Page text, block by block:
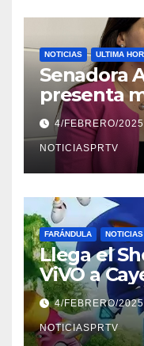
NOTICIAS ULTIMA
Senadora
presenta
violencia
4/FEBRERO/2025
NOTICIASPRTV
FARÁNDULA NOTICIAS
Llega el
ViVO a
Relojes
compre
4/FEBRERO/2025
NOTICIASPRTV